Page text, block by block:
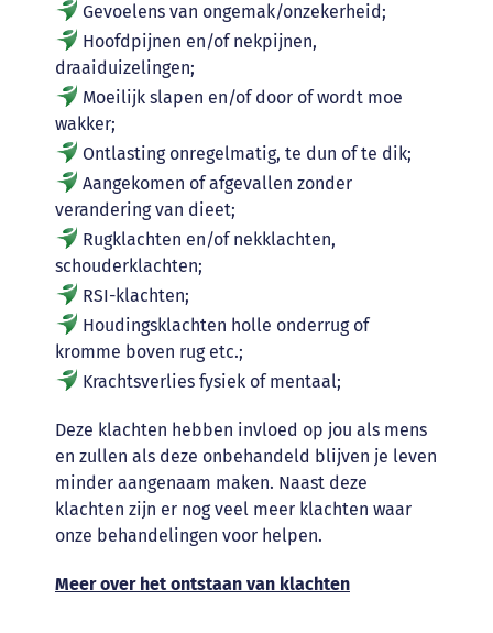
Gevoelens van ongemak/onzekerheid;
Hoofdpijnen en/of nekpijnen,
draaiduizelingen;
Moeilijk slapen en/of door of wordt moe
wakker;
Ontlasting onregelmatig, te dun of te dik;
Aangekomen of afgevallen zonder
verandering van dieet;
Rugklachten en/of nekklachten,
schouderklachten;
RSI-klachten;
Houdingsklachten holle onderrug of
kromme boven rug etc.;
Krachtsverlies fysiek of mentaal;
Deze klachten hebben invloed op jou als mens
en zullen als deze onbehandeld blijven je leven
minder aangenaam maken. Naast deze
klachten zijn er nog veel meer klachten waar
onze behandelingen voor helpen.
Meer over het ontstaan van klachten